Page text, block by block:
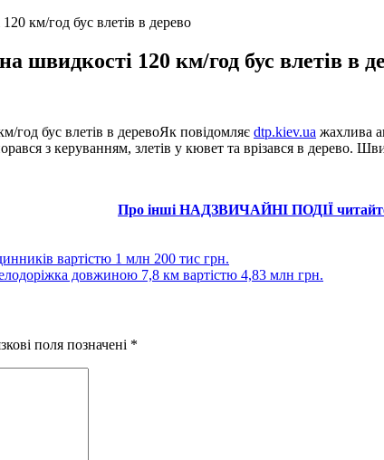
км/год бус влетів в дерево
швидкості 120 км/год бус влетів в
Як повідомляє dtp.kiev.ua жахлива
з керуванням, злетів у кювет та врізався в дерево.
Про інші НАДЗВИЧАЙНІ ПОДІЇ
вартістю 1 млн 200 тис грн.
довжиною 7,8 км вартістю 4,83 млн грн.
поля позначені *